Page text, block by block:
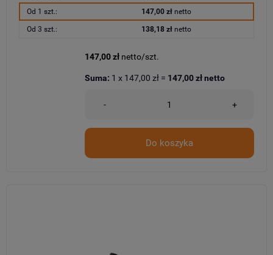
Od 1 szt.:
147,00 złnetto
Od 3 szt.: 138,18 złnetto
147,00 zł netto/szt.
- +
Do koszyka
Suma: 1 x 147,00 zł = 147,00 złnetto